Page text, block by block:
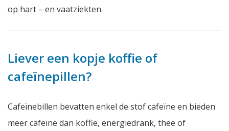
op hart – en vaatziekten.
Liever een kopje koffie of
cafeïnepillen?
Cafeïnebillen bevatten enkel de stof cafeïne en bieden
meer cafeïne dan koffie, energiedrank, thee of